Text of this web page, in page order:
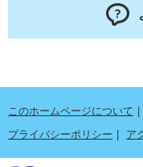
このホームページについて
プライバシーポリシー
ア